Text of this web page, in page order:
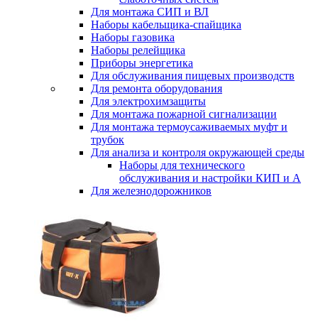
Для монтажа СИП и ВЛ
Наборы кабельщика-спайщика
Наборы газовика
Наборы релейщика
Приборы энергетика
Для обслуживания пищевых производств
Для ремонта оборудования
Для электрохимзащиты
Для монтажа пожарной сигнализации
Для монтажа термоусаживаемых муфт и
трубок
Для анализа и контроля окружающей среды
Наборы для технического
обслуживания и настройки КИП и А
Для железнодорожников